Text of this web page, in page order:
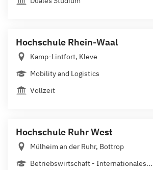
Hochschule Rhein-Waal
Kamp-Lintfort, Kleve
Mobility and Logistics
Vollzeit
Hochschule Ruhr West
Mülheim an der Ruhr, Bottrop
Betriebswirtschaft - Internationales...